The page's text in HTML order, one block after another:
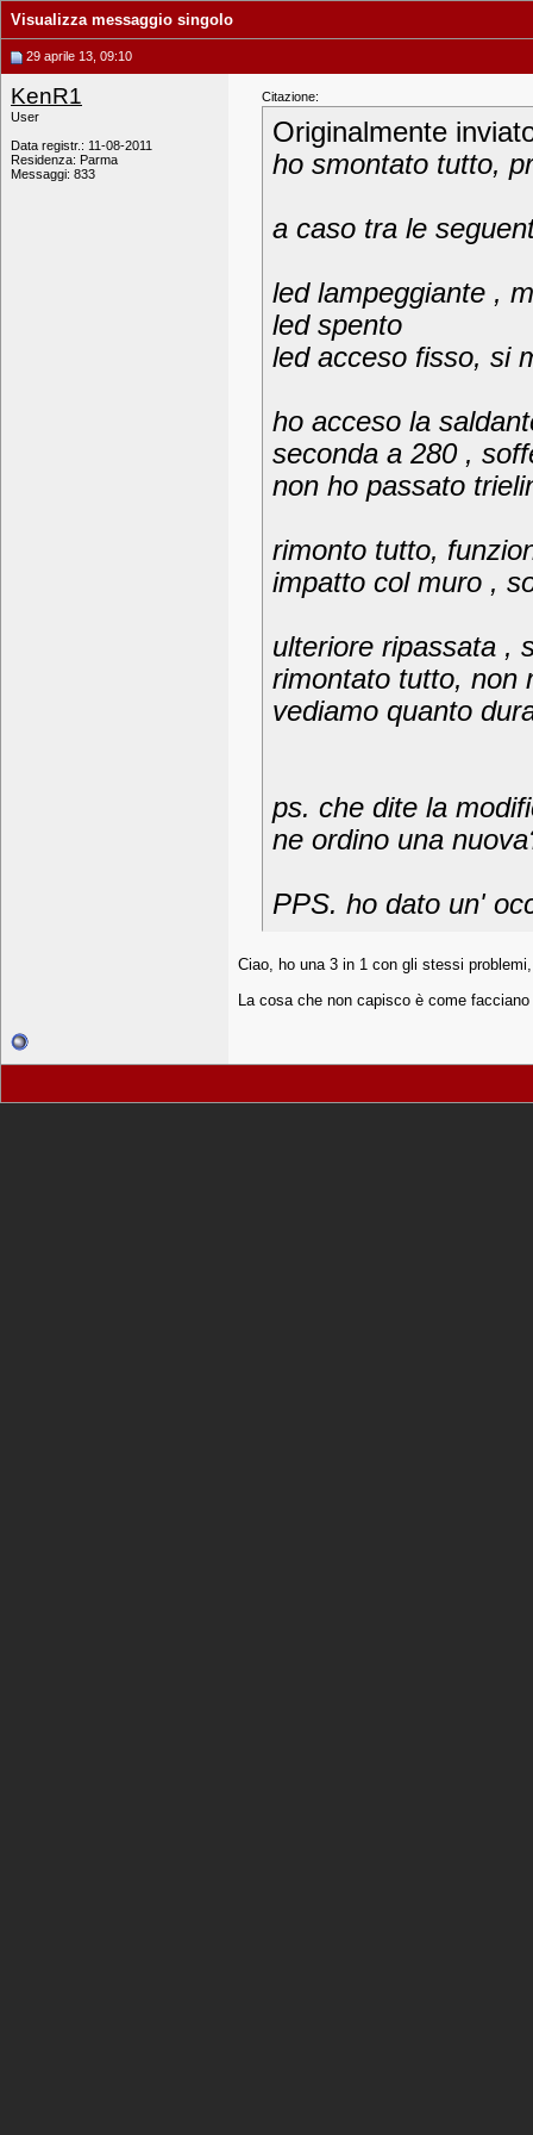
Visualizza messaggio singolo
29 aprile 13, 09:10
KenR1
User
Data registr.: 11-08-2011
Residenza: Parma
Messaggi: 833
Citazione:
Originalmente
ho smontato tutto,
a caso tra le
led lampeggiante ,
led spento
led acceso fisso, si
ho acceso la
seconda a 280 ,
non ho passato
rimonto tutto,
impatto col muro ,
ulteriore ripassata ,
rimontato tutto, non
vediamo quanto
ps. che dite la
ne ordino una
PPS. ho dato un'
Ciao, ho una 3 in 1 con gli stessi
La cosa che non capisco è come